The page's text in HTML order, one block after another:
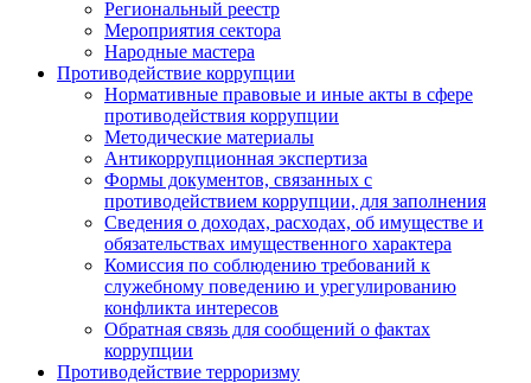
Региональный реестр
Мероприятия сектора
Народные мастера
Противодействие коррупции
Нормативные правовые и иные акты в сфере
противодействия коррупции
Методические материалы
Антикоррупционная экспертиза
Формы документов, связанных с
противодействием коррупции, для заполнения
Сведения о доходах, расходах, об имуществе и
обязательствах имущественного характера
Комиссия по соблюдению требований к
служебному поведению и урегулированию
конфликта интересов
Обратная связь для сообщений о фактах
коррупции
Противодействие терроризму